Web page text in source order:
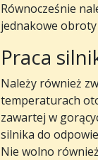
Równocześnie
jednakowe
Praca
Należy również
temperaturach
zawartej w
silnika do
Nie wolno